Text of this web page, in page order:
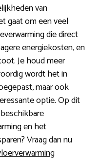
van
gaat om een veel
die direct
energiekosten, en
Je houd meer
wordt het in
maar ook
optie. Op dit
en het
Vraag dan nu